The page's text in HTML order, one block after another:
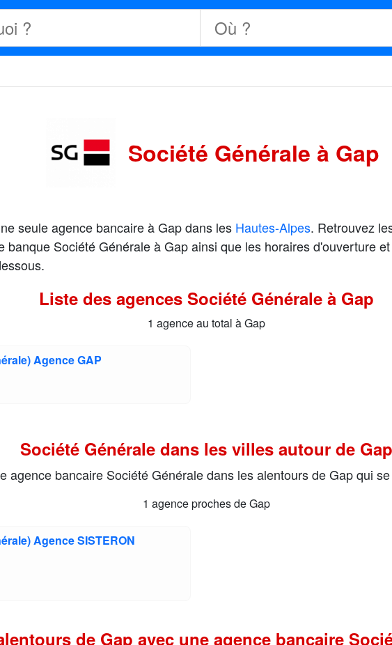
Société Générale à Gap
seule agence bancaire à Gap dans les Hautes-Alpes. Retrouvez
banque Société Générale à Gap ainsi que les horaires d'ouverture
Liste des agences Société Générale à Gap
1 agence au total à Gap
Agence GAP
Société Générale dans les villes autour de Gap
agence bancaire Société Générale dans les alentours de Gap qui
1 agence proches de Gap
Agence SISTERON
de Gap avec une agence bancaire